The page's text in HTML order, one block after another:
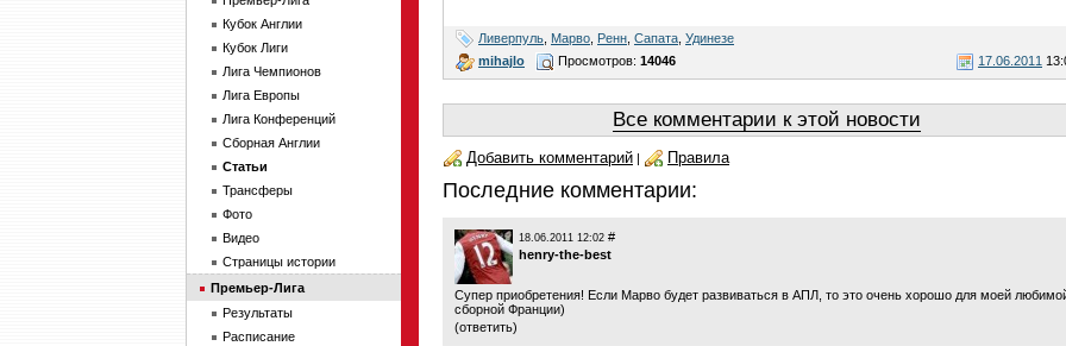
Ливерпуль Марво Ренн Сапата Удинезе
mihajlo
17.06.2011
Просмотров: 14046
Все комментарии к этой новости
Добавить комментарий | Правила
Последние комментарии:
18.06.2011 12:02 #
henry-the-best
Супер приобретения! Если Марво будет развиваться в АПЛ, то это очень хорошо для моей
сборной Франции)
(ответить)
Кубок Англии
Кубок Лиги
Лига Чемпионов
Лига Европы
Лига Конференций
Сборная Англии
Статьи
Трансферы
Фото
Видео
Страницы истории
Премьер-Лига
Результаты
Расписание